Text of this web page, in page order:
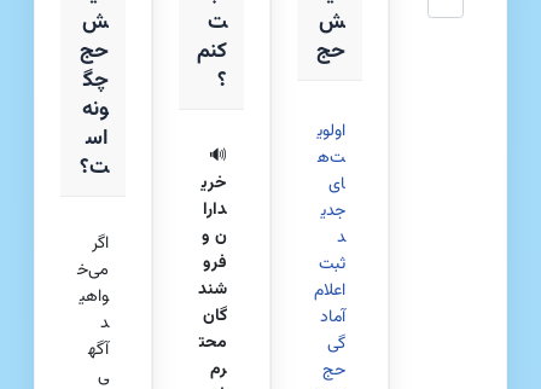
ش
حج
اولوی
ت‌ه
ای
جدی
د
ثبت
اعلام
آماد
گی
حج
ت
کنم
؟
🔊
خری
دارا
ن و
فرو
شند
گان
محت
رم
ش‌
حج
چگ
ونه
اس
ت؟
اگر
می‌خ
واهی
د
آگه
ی